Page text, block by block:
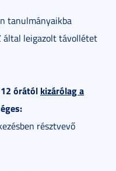
tanulmányaikba
által leigazolt távollétet
órától kizárólag a
résztvevő